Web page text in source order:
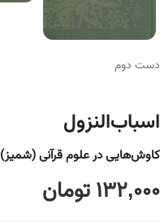
دست دوم
اسباب‌النزول
کاوش‌هایی در علوم قرآنی (شمیز)
132,000تومان